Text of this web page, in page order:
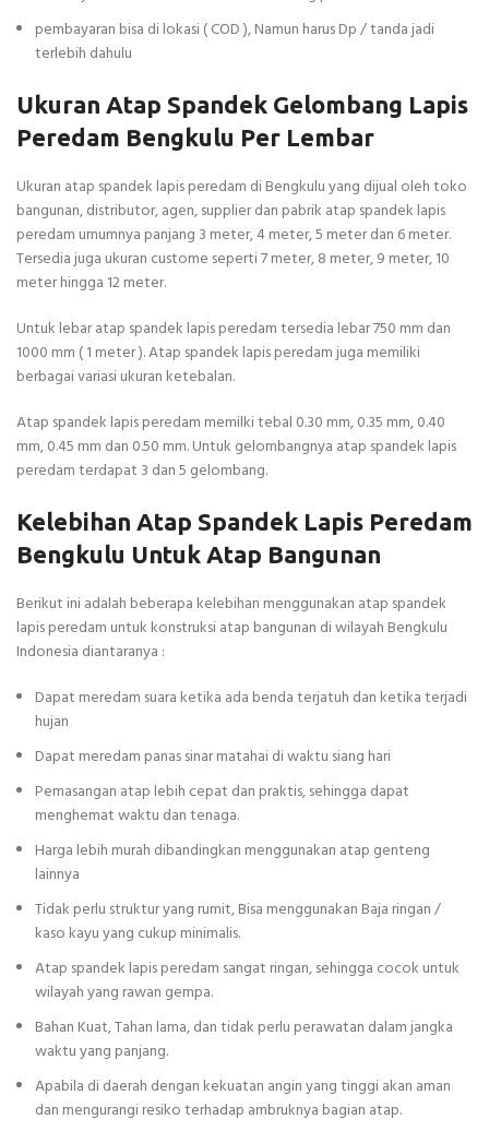
pembayaran bisa di lokasi ( COD ), Namun harus Dp / tanda jadi
terlebih dahulu
Ukuran Atap Spandek Gelombang Lapis
Peredam Bengkulu Per Lembar
Ukuran atap spandek lapis peredam di Bengkulu yang dijual oleh toko
bangunan, distributor, agen, supplier dan pabrik atap spandek lapis
peredam umumnya panjang 3 meter, 4 meter, 5 meter dan 6 meter.
Tersedia juga ukuran custome seperti 7 meter, 8 meter, 9 meter, 10
meter hingga 12 meter.
Untuk lebar atap spandek lapis peredam tersedia lebar 750 mm dan
1000 mm ( 1 meter ). Atap spandek lapis peredam juga memiliki
berbagai variasi ukuran ketebalan.
Atap spandek lapis peredam memilki tebal 0.30 mm, 0.35 mm, 0.40
mm, 0.45 mm dan 0.50 mm. Untuk gelombangnya atap spandek lapis
peredam terdapat 3 dan 5 gelombang.
Kelebihan Atap Spandek Lapis Peredam
Bengkulu Untuk Atap Bangunan
Berikut ini adalah beberapa kelebihan menggunakan atap spandek
lapis peredam untuk konstruksi atap bangunan di wilayah Bengkulu
Indonesia diantaranya :
Dapat meredam suara ketika ada benda terjatuh dan ketika terjadi
hujan
Dapat meredam panas sinar matahai di waktu siang hari
Pemasangan atap lebih cepat dan praktis, sehingga dapat
menghemat waktu dan tenaga.
Harga lebih murah dibandingkan menggunakan atap genteng
lainnya
Tidak perlu struktur yang rumit, Bisa menggunakan Baja ringan /
kaso kayu yang cukup minimalis.
Atap spandek lapis peredam sangat ringan, sehingga cocok untuk
wilayah yang rawan gempa.
Bahan Kuat, Tahan lama, dan tidak perlu perawatan dalam jangka
waktu yang panjang.
Apabila di daerah dengan kekuatan angin yang tinggi akan aman
dan mengurangi resiko terhadap ambruknya bagian atap.